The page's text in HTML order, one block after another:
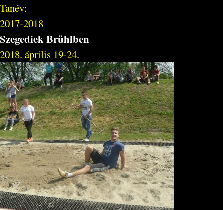
Tanév:
2017-2018
Szegediek Brühlben
2018. április 19-24.